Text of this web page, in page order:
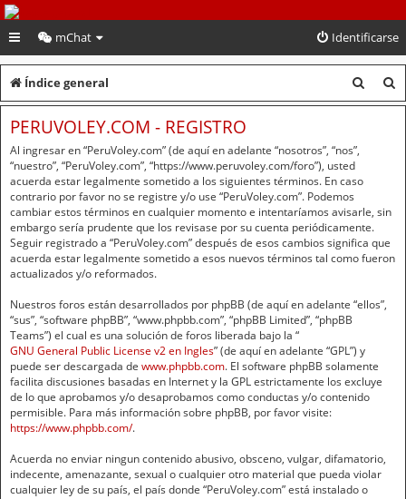
PeruVoley.com
mChat Identificarse
Índice general
u
u
r
PERUVOLEY.COM - REGISTRO
Al ingresar en “PeruVoley.com” (de aquí en adelante “nosotros”, “nos”,
“nuestro”, “PeruVoley.com”, “https://www.peruvoley.com/foro”), usted
acuerda estar legalmente sometido a los siguientes términos. En caso
contrario por favor no se registre y/o use “PeruVoley.com”. Podemos
cambiar estos términos en cualquier momento e intentaríamos avisarle, sin
embargo sería prudente que los revisase por su cuenta periódicamente.
Seguir registrado a “PeruVoley.com” después de esos cambios significa que
acuerda estar legalmente sometido a esos nuevos términos tal como fueron
actualizados y/o reformados.
Nuestros foros están desarrollados por phpBB (de aquí en adelante “ellos”,
“sus”, “software phpBB”, “www.phpbb.com”, “phpBB Limited”, “phpBB
Teams”) el cual es una solución de foros liberada bajo la “
GNU General Public License v2 en Ingles” (de aquí en adelante “GPL”) y
puede ser descargada de www.phpbb.com. El software phpBB solamente
facilita discusiones basadas en Internet y la GPL estrictamente los excluye
de lo que aprobamos y/o desaprobamos como conductas y/o contenido
permisible. Para más información sobre phpBB, por favor visite:
https://www.phpbb.com/.
Acuerda no enviar ningun contenido abusivo, obsceno, vulgar, difamatorio,
indecente, amenazante, sexual o cualquier otro material que pueda violar
cualquier ley de su país, el país donde “PeruVoley.com” está instalado o